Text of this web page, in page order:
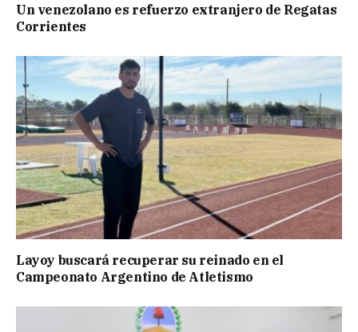
Un venezolano es refuerzo extranjero de Regatas
Corrientes
Layoy buscará recuperar su reinado en el
Campeonato Argentino de Atletismo